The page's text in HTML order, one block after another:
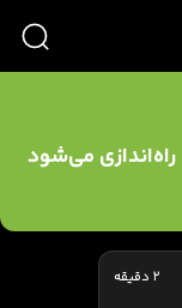
2 دقیقه